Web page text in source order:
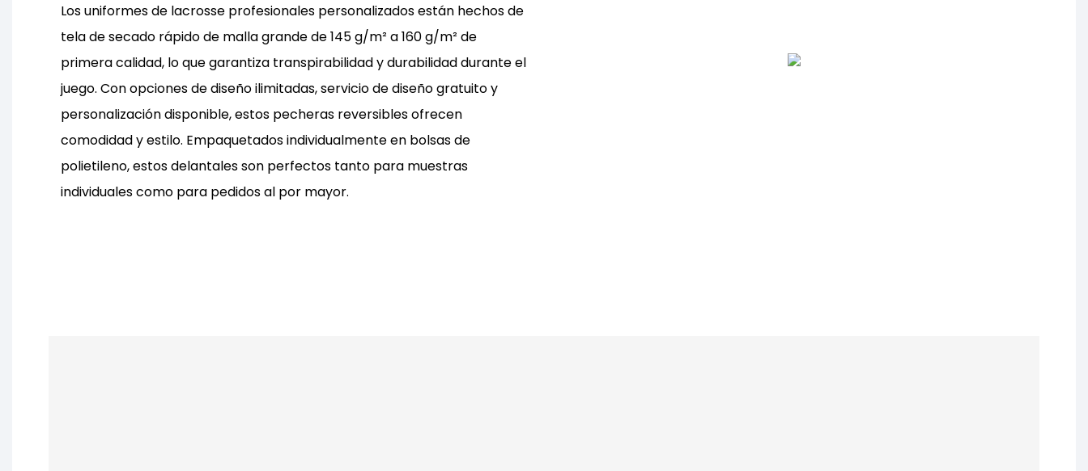
Los uniformes de lacrosse profesionales personalizados están hechos de
tela de secado rápido de malla grande de 145 g/m² a 160 g/m² de
primera calidad, lo que garantiza transpirabilidad y durabilidad durante el
juego. Con opciones de diseño ilimitadas, servicio de diseño gratuito y
personalización disponible, estos pecheras reversibles ofrecen
comodidad y estilo. Empaquetados individualmente en bolsas de
polietileno, estos delantales son perfectos tanto para muestras
individuales como para pedidos al por mayor.